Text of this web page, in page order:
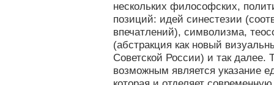
нескольких философских,
позиций: идей синестезии
впечатлений), символизма,
(абстракция как новый
Советской России) и так далее.
возможным является указание